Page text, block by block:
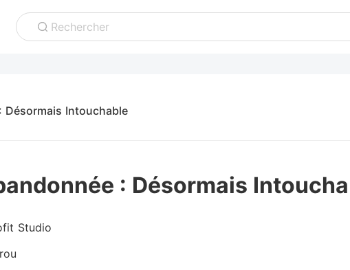
Rechercher
Désormais Intouchable
: Désormais
Studio